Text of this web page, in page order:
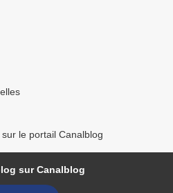
le portail Canalblog
sur Canalblog